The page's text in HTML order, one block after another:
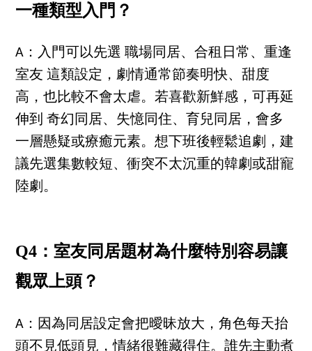
一種類型入門？
A：入門可以先選 職場同居、合租日常、重逢
室友 這類設定，劇情通常節奏明快、甜度
高，也比較不會太虐。若喜歡新鮮感，可再延
伸到 奇幻同居、失憶同住、育兒同居，會多
一層懸疑或療癒元素。想下班後輕鬆追劇，建
議先選集數較短、衝突不太沉重的韓劇或甜寵
陸劇。
Q4：室友同居題材為什麼特別容易讓
觀眾上頭？
A：因為同居設定會把曖昧放大，角色每天抬
頭不見低頭見，情緒很難藏得住。誰先主動煮